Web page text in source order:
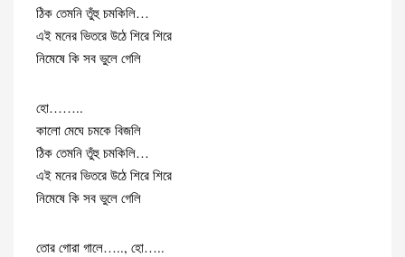
ঠিক তেমনি তুঁহু চমকিলি…
এই মনের ভিতরে উঠে শিরে শিরে
নিমেষে কি সব ভুলে গেলি
হো……..
কালো মেঘে চমকে বিজলি
ঠিক তেমনি তুঁহু চমকিলি…
এই মনের ভিতরে উঠে শিরে শিরে
নিমেষে কি সব ভুলে গেলি
তোর গোরা গালে….., হো…..